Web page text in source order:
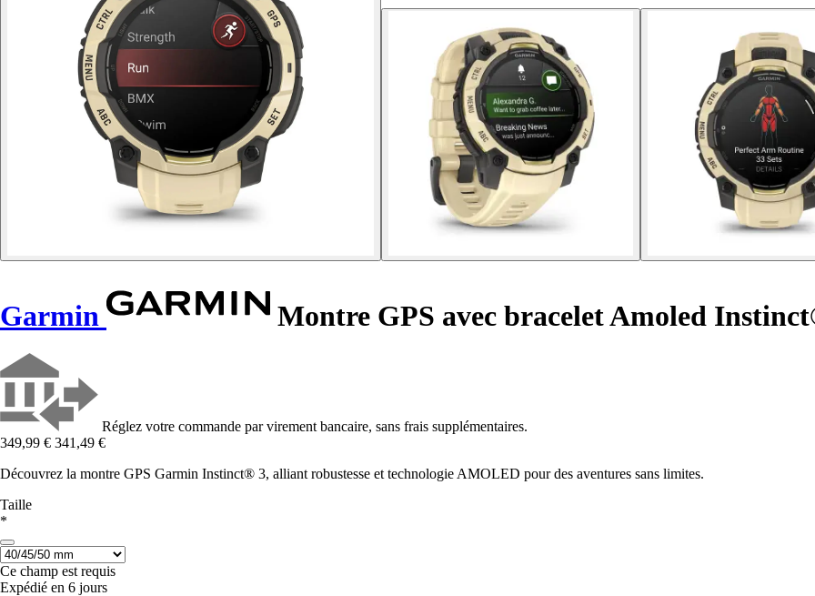
Garmin Montre GPS avec bracelet Amoled
Réglez votre commande par virement bancaire, sans frais supplémentaires.
349,99 € 341,49 €
Découvrez la montre GPS Garmin Instinct® 3, alliant robustesse et technologie AMOLED pour des aventures sans limites.
Taille
*
Ce champ est requis
Expédié en 6 jours